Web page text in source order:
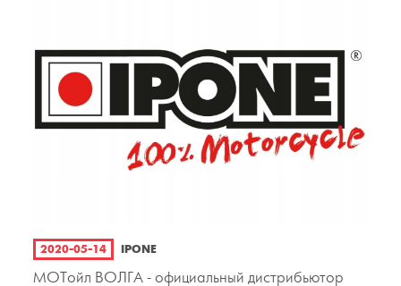
2020-05-14 IPONE
МОТойл ВОЛГА - официальный дистрибьютор